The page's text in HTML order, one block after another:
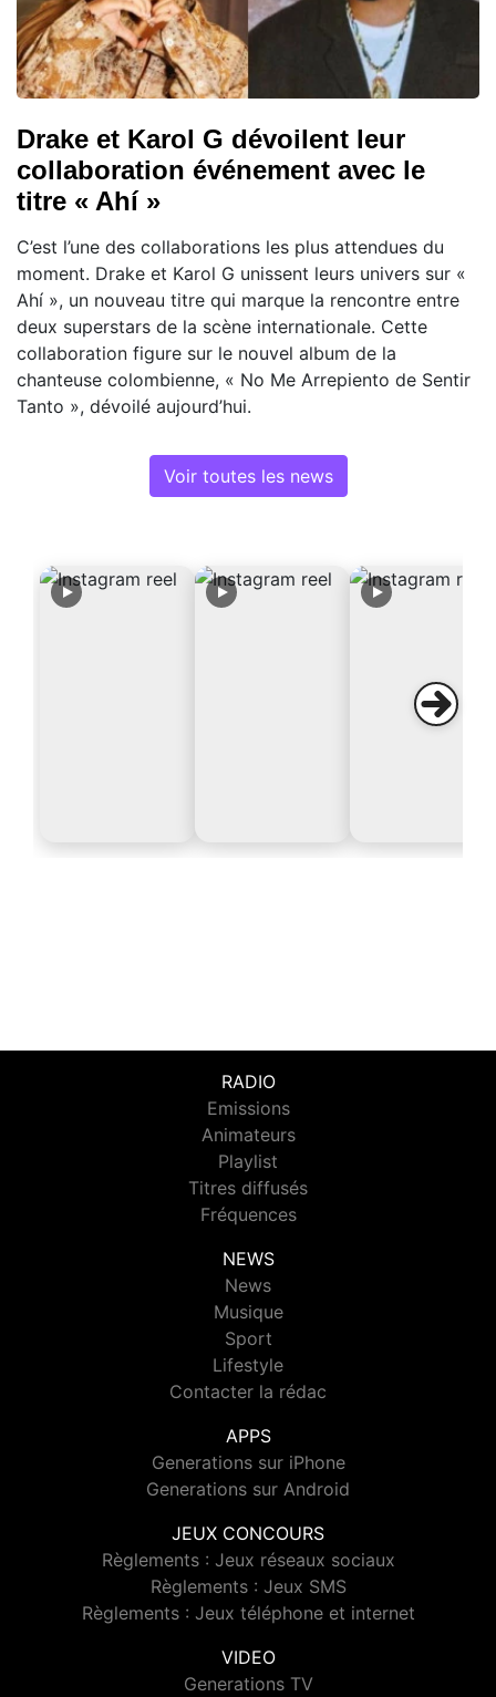
Drake et Karol G dévoilent leur
collaboration événement avec le
titre « Ahí »
C’est l’une des collaborations les plus attendues du
moment. Drake et Karol G unissent leurs univers sur «
Ahí », un nouveau titre qui marque la rencontre entre
deux superstars de la scène internationale. Cette
collaboration figure sur le nouvel album de la
chanteuse colombienne, « No Me Arrepiento de Sentir
Tanto », dévoilé aujourd’hui.
Voir toutes les news
RADIO
Emissions
Animateurs
Playlist
Titres diffusés
Fréquences
NEWS
News
Musique
Sport
Lifestyle
Contacter la rédac
APPS
Generations sur iPhone
Generations sur Android
JEUX CONCOURS
Règlements : Jeux réseaux sociaux
Règlements : Jeux SMS
Règlements : Jeux téléphone et internet
VIDEO
Generations TV